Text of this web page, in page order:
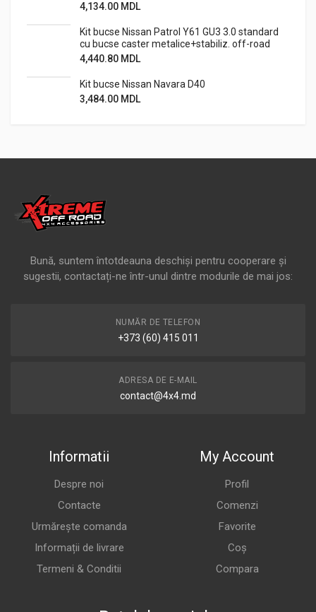
4,134.00 MDL
Kit bucse Nissan Patrol Y61 GU3 3.0 standard
cu bucse caster metalice+stabiliz. off-road
4,440.80 MDL
Kit bucse Nissan Navara D40
3,484.00 MDL
Bună, suntem întotdeauna deschiși pentru cooperare și
sugestii, contactați-ne într-unul dintre modurile de mai jos:
NUMĂR DE TELEFON
+373 (60) 415 011
ADRESA DE E-MAIL
contact@4x4.md
Informatii
Despre noi
Contacte
Urmărește comanda
Informații de livrare
Termeni & Conditii
My Account
Profil
Comenzi
Favorite
Coș
Compara